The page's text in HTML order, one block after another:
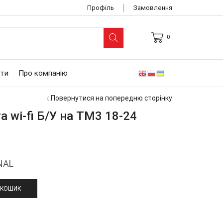
Профіль Замовлення
0
Про компанію
Повернутися на попередню сторінку
wi-fi Б/У на ТМ3 18-24